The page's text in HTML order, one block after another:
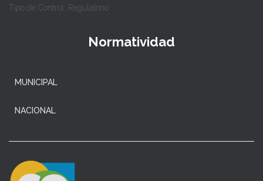
Tipo de Control: Regulatorio
Normatividad
MUNICIPAL
NACIONAL